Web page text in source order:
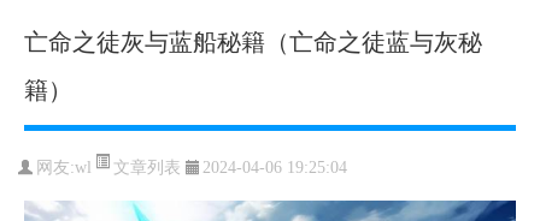
亡命之徒灰与蓝船秘籍（亡命之徒蓝与灰秘
籍）
网友:wl 文章列表 2024-04-06 19:25:04